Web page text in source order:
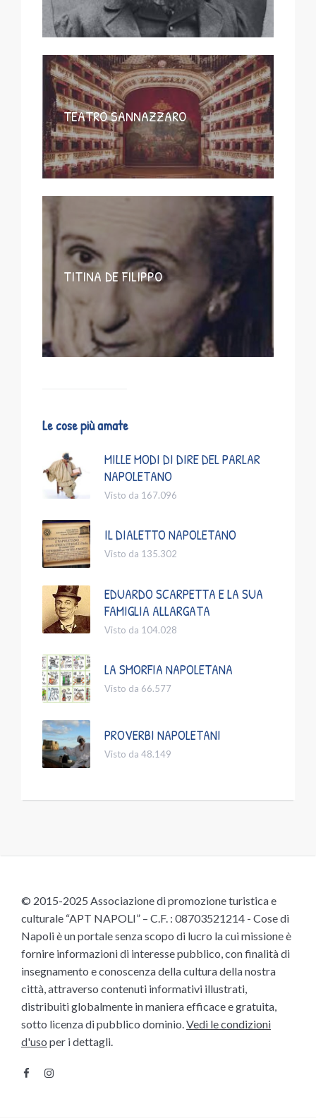
TEATRO SANNAZZARO
TITINA DE FILIPPO
Le cose più amate
MILLE MODI DI DIRE DEL PARLAR
NAPOLETANO
Visto da 167.096
IL DIALETTO NAPOLETANO
Visto da 135.302
EDUARDO SCARPETTA E LA SUA
FAMIGLIA ALLARGATA
Visto da 104.028
LA SMORFIA NAPOLETANA
Visto da 66.577
PROVERBI NAPOLETANI
Visto da 48.149
© 2015-2025 Associazione di promozione turistica e
culturale “APT NAPOLI” – C.F. : 08703521214 - Cose di
Napoli è un portale senza scopo di lucro la cui missione è
fornire informazioni di interesse pubblico, con finalità di
insegnamento e conoscenza della cultura della nostra
città, attraverso contenuti informativi illustrati,
distribuiti globalmente in maniera efficace e gratuita,
sotto licenza di pubblico dominio.Vedi le condizioni
d'uso per i dettagli.